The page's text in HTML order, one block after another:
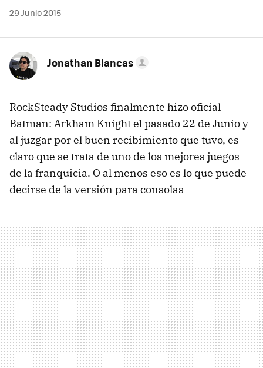
29 Junio 2015
Jonathan Blancas
RockSteady Studios finalmente hizo oficial
Batman: Arkham Knight el pasado 22 de Junio y
al juzgar por el buen recibimiento que tuvo, es
claro que se trata de uno de los mejores juegos
de la franquicia. O al menos eso es lo que puede
decirse de la versión para consolas